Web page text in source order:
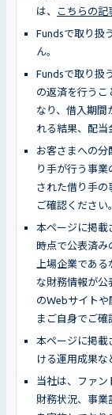
は、
こちらの記
Fundsで取り扱
ん。
Fundsで取り扱
の返済を行うこ
なり、借入期間
れる結果、配当
お客さまへの分
り手が行う事
された借り手の
ご確認ください。
本ページに掲載
時点で公表済み
上場企業であ
な財務情報が公
のWebサイト
まご自身でご確
本ページに掲載
ける運用成果な
当社は、ファン
財務状況、事業